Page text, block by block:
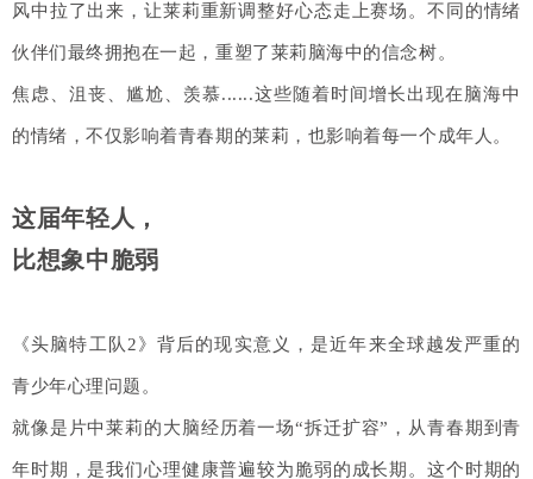
风中拉了出来，让莱莉重新调整好心态走上赛场。不同的情绪
伙伴们最终拥抱在一起，重塑了莱莉脑海中的信念树。
焦虑、沮丧、尴尬、羡慕......这些随着时间增长出现在脑海中
的情绪，不仅影响着青春期的莱莉，也影响着每一个成年人。
这届年轻人，
比想象中脆弱
《头脑特工队2》背后的现实意义，是近年来全球越发严重的
青少年心理问题。
就像是片中莱莉的大脑经历着一场“拆迁扩容”，从青春期到青
年时期，是我们心理健康普遍较为脆弱的成长期。这个时期的